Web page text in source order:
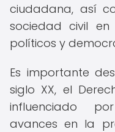
ciudadana, así
sociedad civil
políticos y
Es importante
siglo XX, el
influenciado
avances en la